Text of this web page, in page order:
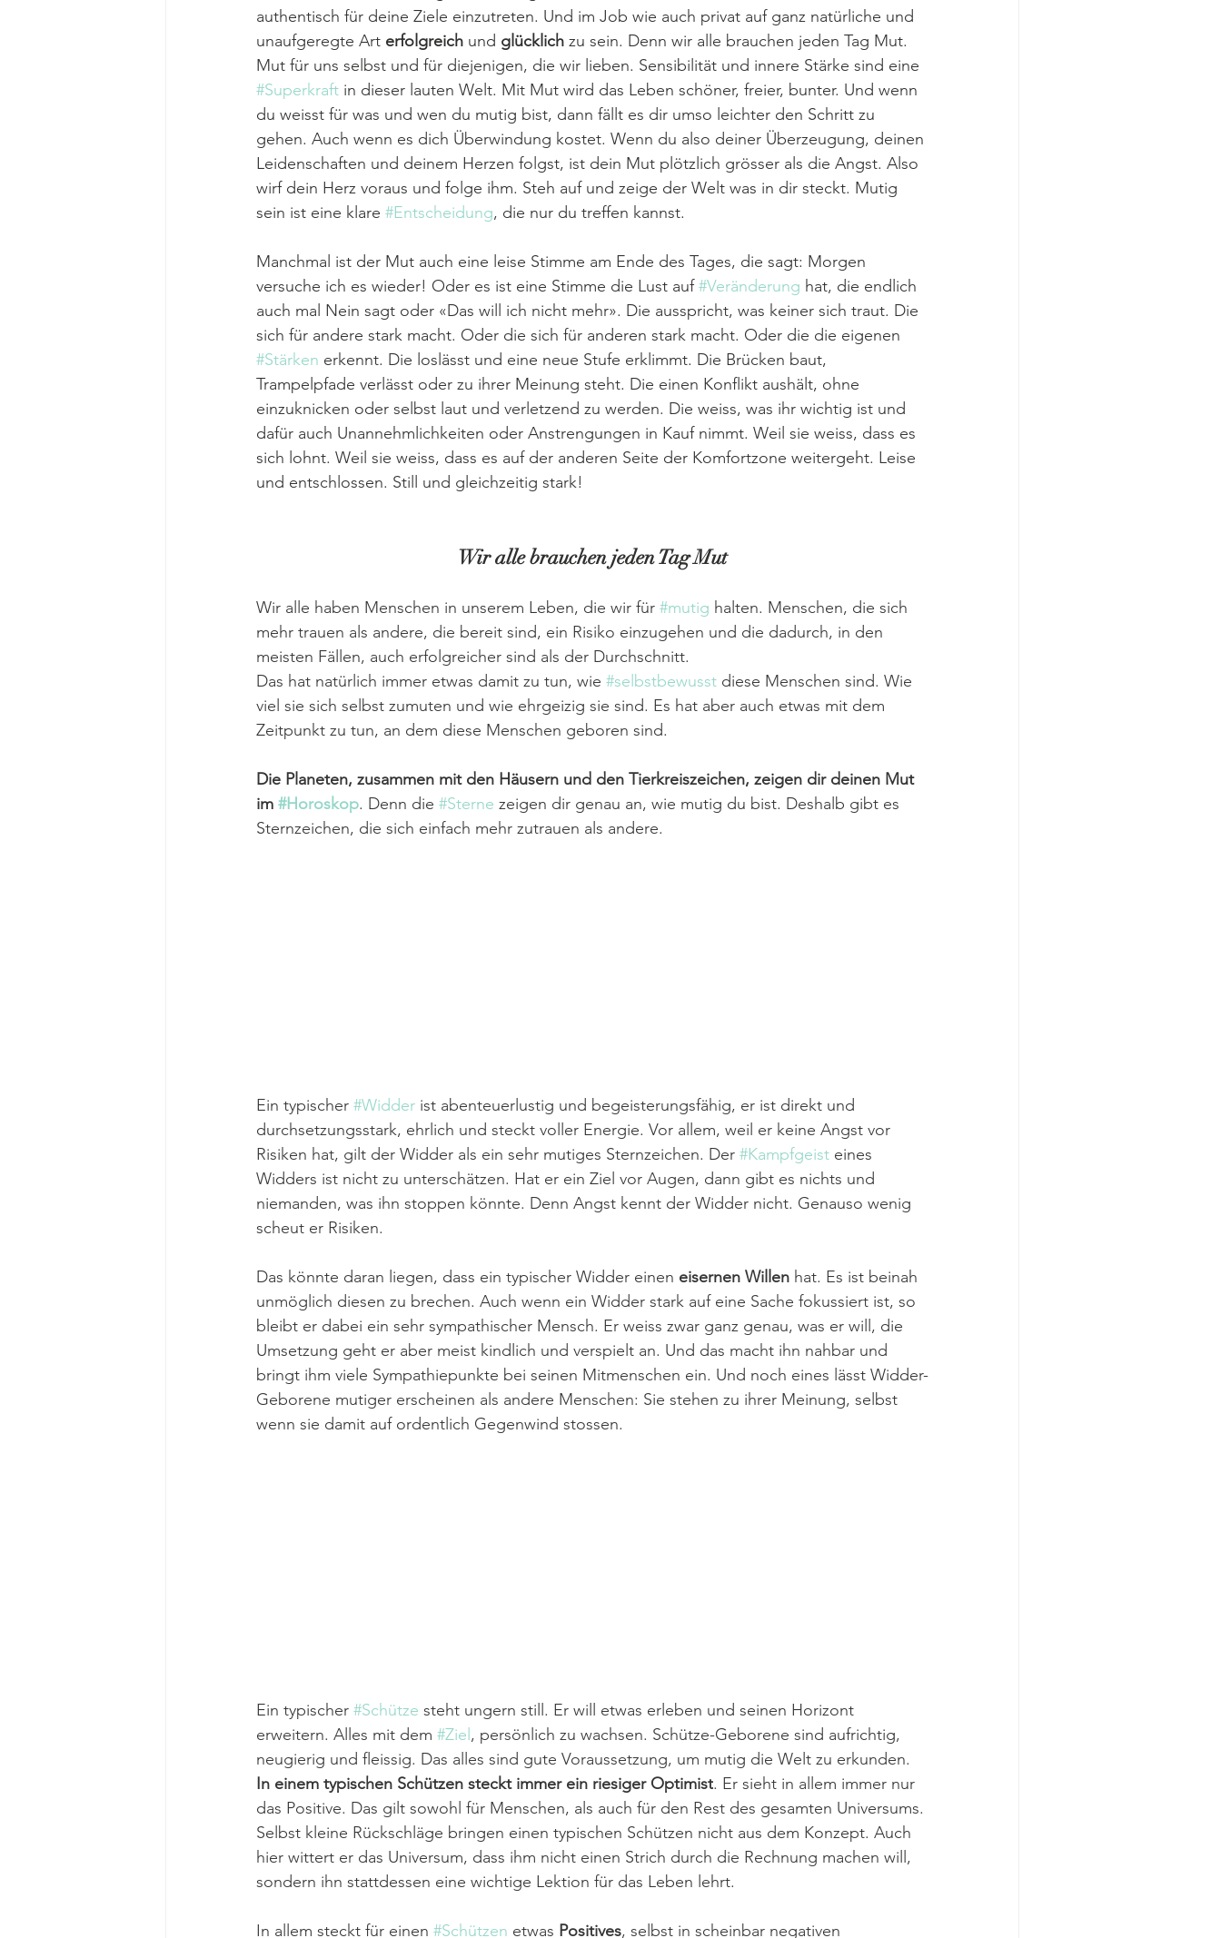
authentisch für deine Ziele einzutreten. Und im Job wie auch privat auf ganz natürliche und
unaufgeregte Art erfolgreich und glücklich zu sein. Denn wir alle brauchen jeden Tag Mut.
Mut für uns selbst und für diejenigen, die wir lieben. Sensibilität und innere Stärke sind eine
#Superkraft in dieser lauten Welt. Mit Mut wird das Leben schöner, freier, bunter. Und wenn
du weisst für was und wen du mutig bist, dann fällt es dir umso leichter den Schritt zu
gehen. Auch wenn es dich Überwindung kostet. Wenn du also deiner Überzeugung, deinen
Leidenschaften und deinem Herzen folgst, ist dein Mut plötzlich grösser als die Angst. Also
wirf dein Herz voraus und folge ihm. Steh auf und zeige der Welt was in dir steckt. Mutig
sein ist eine klare #Entscheidung, die nur du treffen kannst.
Manchmal ist der Mut auch eine leise Stimme am Ende des Tages, die sagt: Morgen
versuche ich es wieder! Oder es ist eine Stimme die Lust auf #Veränderung hat, die endlich
auch mal Nein sagt oder «Das will ich nicht mehr». Die ausspricht, was keiner sich traut. Die
sich für andere stark macht. Oder die sich für anderen stark macht. Oder die die eigenen
#Stärken erkennt. Die loslässt und eine neue Stufe erklimmt. Die Brücken baut,
Trampelpfade verlässt oder zu ihrer Meinung steht. Die einen Konflikt aushält, ohne
einzuknicken oder selbst laut und verletzend zu werden. Die weiss, was ihr wichtig ist und
dafür auch Unannehmlichkeiten oder Anstrengungen in Kauf nimmt. Weil sie weiss, dass es
sich lohnt. Weil sie weiss, dass es auf der anderen Seite der Komfortzone weitergeht. Leise
und entschlossen. Still und gleichzeitig stark!
Wir alle brauchen jeden Tag Mut
Wir alle haben Menschen in unserem Leben, die wir für #mutig halten. Menschen, die sich
mehr trauen als andere, die bereit sind, ein Risiko einzugehen und die dadurch, in den
meisten Fällen, auch erfolgreicher sind als der Durchschnitt.
Das hat natürlich immer etwas damit zu tun, wie #selbstbewusst diese Menschen sind. Wie
viel sie sich selbst zumuten und wie ehrgeizig sie sind. Es hat aber auch etwas mit dem
Zeitpunkt zu tun, an dem diese Menschen geboren sind.
Die Planeten, zusammen mit den Häusern und den Tierkreiszeichen, zeigen dir deinen Mut
im #Horoskop. Denn die #Sterne zeigen dir genau an, wie mutig du bist. Deshalb gibt es
Sternzeichen, die sich einfach mehr zutrauen als andere.
Ein typischer #Widder ist abenteuerlustig und begeisterungsfähig, er ist direkt und
durchsetzungsstark, ehrlich und steckt voller Energie. Vor allem, weil er keine Angst vor
Risiken hat, gilt der Widder als ein sehr mutiges Sternzeichen. Der #Kampfgeist eines
Widders ist nicht zu unterschätzen. Hat er ein Ziel vor Augen, dann gibt es nichts und
niemanden, was ihn stoppen könnte. Denn Angst kennt der Widder nicht. Genauso wenig
scheut er Risiken.
Das könnte daran liegen, dass ein typischer Widder einen eisernen Willen hat. Es ist beinah
unmöglich diesen zu brechen. Auch wenn ein Widder stark auf eine Sache fokussiert ist, so
bleibt er dabei ein sehr sympathischer Mensch. Er weiss zwar ganz genau, was er will, die
Umsetzung geht er aber meist kindlich und verspielt an. Und das macht ihn nahbar und
bringt ihm viele Sympathiepunkte bei seinen Mitmenschen ein. Und noch eines lässt Widder-
Geborene mutiger erscheinen als andere Menschen: Sie stehen zu ihrer Meinung, selbst
wenn sie damit auf ordentlich Gegenwind stossen.
Ein typischer #Schütze steht ungern still. Er will etwas erleben und seinen Horizont
erweitern. Alles mit dem #Ziel , persönlich zu wachsen. Schütze-Geborene sind aufrichtig,
neugierig und fleissig. Das alles sind gute Voraussetzung, um mutig die Welt zu erkunden.
In einem typischen Schützen steckt immer ein riesiger Optimist. Er sieht in allem immer nur
das Positive. Das gilt sowohl für Menschen, als auch für den Rest des gesamten Universums.
Selbst kleine Rückschläge bringen einen typischen Schützen nicht aus dem Konzept. Auch
hier wittert er das Universum, dass ihm nicht einen Strich durch die Rechnung machen will,
sondern ihn stattdessen eine wichtige Lektion für das Leben lehrt.
In allem steckt für einen #Schützen etwas Positives, selbst in scheinbar negativen